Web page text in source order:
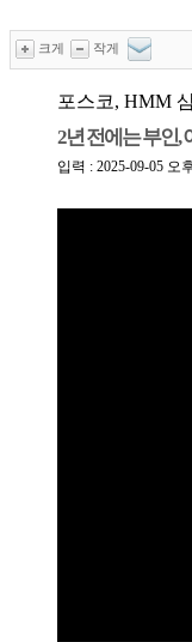
크게 작게
포스코, HMM
2년 전에는 부인,
입력 : 2025-09-05 오